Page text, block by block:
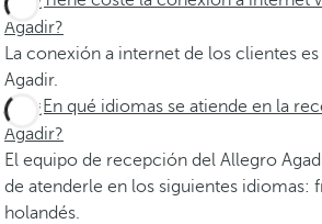
Agadir?
La conexión a internet de los clientes
Agadir.
¿En qué idiomas se atiende en la
Agadir?
El equipo de recepción del Allegro
de atenderle en los siguientes idiomas:
holandés.